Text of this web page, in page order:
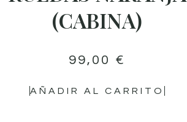
(CABINA)
99,00 €
AÑADIR AL CARRITO